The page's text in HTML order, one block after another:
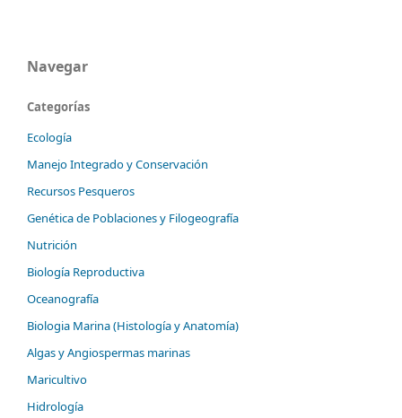
Navegar
Categorías
Ecología
Manejo Integrado y Conservación
Recursos Pesqueros
Genética de Poblaciones y Filogeografía
Nutrición
Biología Reproductiva
Oceanografía
Biologia Marina (Histología y Anatomía)
Algas y Angiospermas marinas
Maricultivo
Hidrología